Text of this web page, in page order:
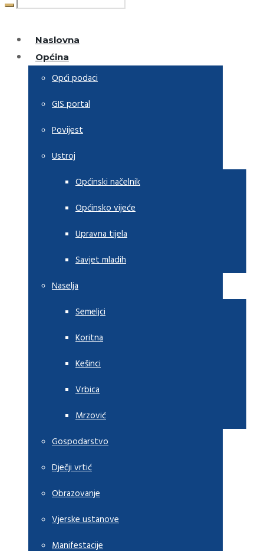
Naslovna
Općina
Opći podaci
GIS portal
Povijest
Ustroj
Općinski načelnik
Općinsko vijeće
Upravna tijela
Savjet mladih
Naselja
Semeljci
Koritna
Kešinci
Vrbica
Mrzović
Gospodarstvo
Dječji vrtić
Obrazovanje
Vjerske ustanove
Manifestacije